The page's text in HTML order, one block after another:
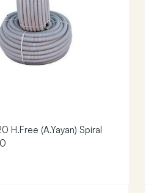
H.Free (A.Yayan) Spiral